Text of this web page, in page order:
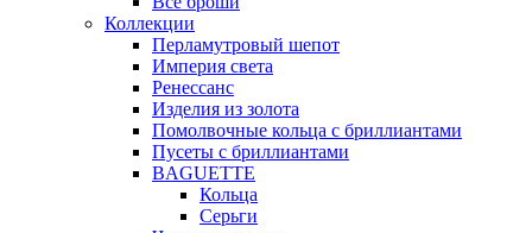
Коллекции
Перламутровый шепот
Империя света
Ренессанс
Изделия из золота
Помолвочные кольца с бриллиантами
Пусеты с бриллиантами
BAGUETTE
Кольца
Серьги